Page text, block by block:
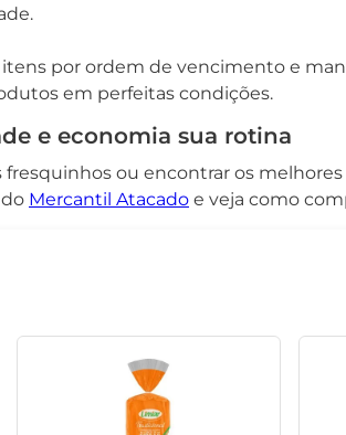
itens por ordem de vencimento e
em perfeitas condições.
e economia sua rotina
fresquinhos ou encontrar os
Mercantil Atacado e veja como